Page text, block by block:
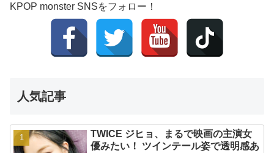
KPOP monster SNSをフォロー！
人気記事
TWICE ジヒョ、まるで映画の主演女
優みたい！ ツインテール姿で透明感あ